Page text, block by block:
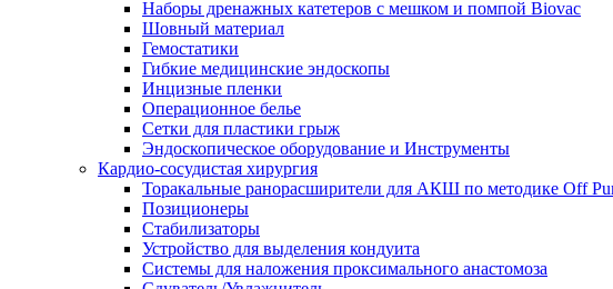
Наборы дренажных катетеров с мешком и помпой Biovac
Шовный материал
Гемостатики
Гибкие медицинские эндоскопы
Инцизные пленки
Операционное белье
Сетки для пластики грыж
Эндоскопическое оборудование и Инструменты
Кардио-сосудистая хирургия
Торакальные ранорасширители для АКШ по методике Off
Позиционеры
Стабилизаторы
Устройство для выделения кондуита
Системы для наложения проксимального анастомоза